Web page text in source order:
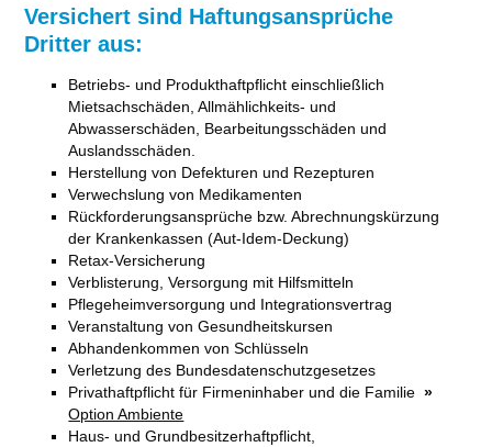
Versichert sind Haftungsansprüche
Dritter aus:
Betriebs- und Produkthaftpflicht einschließlich
Mietsachschäden, Allmählichkeits- und
Abwasserschäden, Bearbeitungsschäden und
Auslandsschäden.
Herstellung von Defekturen und Rezepturen
Verwechslung von Medikamenten
Rückforderungsansprüche bzw. Abrechnungskürzung
der Krankenkassen (Aut-Idem-Deckung)
Retax-Versicherung
Verblisterung, Versorgung mit Hilfsmitteln
Pflegeheimversorgung und Integrationsvertrag
Veranstaltung von Gesundheitskursen
Abhandenkommen von Schlüsseln
Verletzung des Bundesdatenschutzgesetzes
Privathaftpflicht für Firmeninhaber und die Familie»
Option Ambiente
Haus- und Grundbesitzerhaftpflicht,